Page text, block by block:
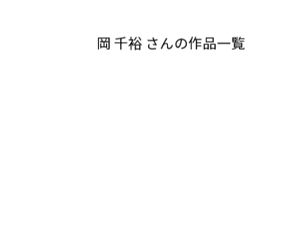
岡 千裕 さんの作品一覧